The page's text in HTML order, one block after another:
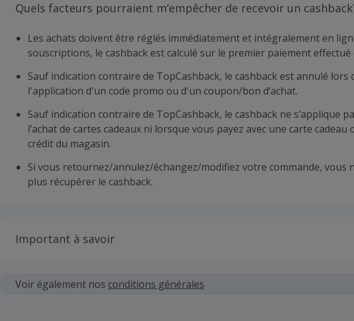
Quels facteurs pourraient m’empêcher de recevoir un
Les achats doivent être réglés immédiatement et intégralement en
souscriptions, le cashback est calculé sur le premier paiement effectué
Sauf indication contraire de TopCashback, le cashback est annulé lors
l'application d'un code promo ou d'un coupon/bon d’achat.
Sauf indication contraire de TopCashback, le cashback ne s’applique
l’achat de cartes cadeaux ni lorsque vous payez avec une carte cadeau
crédit du magasin.
Si vous retournez/annulez/échangez/modifiez votre commande, vous
plus récupérer le cashback.
Important à savoir
soumises au plus tard dans les 100 jours qui suivent la date d'achat.
Voir également nos conditions générales